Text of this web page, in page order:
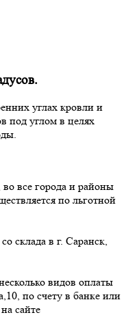
углах кровли и
под углом в целях
все города и районы
по льготной
склада в г. Саранск,
видов оплаты
по счету в банке или
сайте